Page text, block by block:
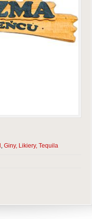
, Giny, Likiery, Tequila